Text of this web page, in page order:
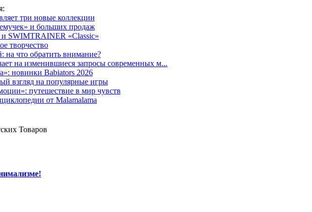
три новые коллекции
и больших продаж
SWIMTRAINER «Classic»
творчество
на что обратить внимание?
на изменившиеся запросы современных м...
новинки Babiators 2026
взгляд на популярные игры
путешествие в мир чувств
от Malamalama
Товаров